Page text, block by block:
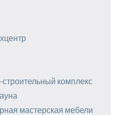
комплекс
мастерская мебели